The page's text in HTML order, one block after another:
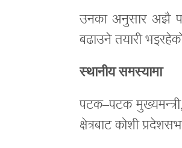
उनका अनुसार अझै
बढाउने तयारी
स्थानीय समस्यामा
पटक–पटक
क्षेत्रबाट कोशी